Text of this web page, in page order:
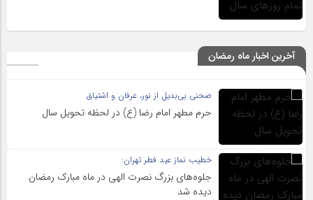
آخرین اخبار ماه رمضان
صحنی بی‌بدیل از نور، عرفان و اشتیاق
حرم مطهر امام رضا (ع) در لحظه تحویل سال
خطیب نماز عید فطر تهران:
جلوه‌های بزرگ نصرت الهی در ماه مبارک رمضان
دیده شد